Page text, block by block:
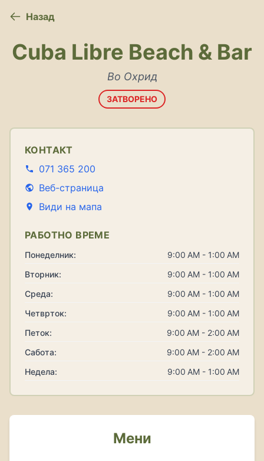
Назад
Cuba Libre Beach & Bar
Во Охрид
ЗАТВОРЕНО
КОНТАКТ
071 365 200
Веб-страница
Види на мапа
РАБОТНО ВРЕМЕ
Понеделник:
9:00 AM - 1:00 AM
Вторник:
9:00 AM - 1:00 AM
Среда:
9:00 AM - 1:00 AM
Четврток:
9:00 AM - 1:00 AM
Петок:
9:00 AM - 2:00 AM
Сабота:
9:00 AM - 2:00 AM
Недела:
9:00 AM - 1:00 AM
Мени